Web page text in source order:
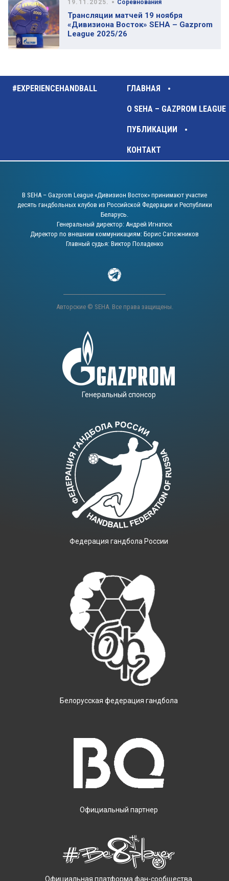
19.11.2025. • Соревнования
Трансляции матчей 19 ноября
«Дивизиона Восток» SEHA – Gazprom
League 2025/26
#EXPERIENCEHANDBALL ГЛАВНАЯ
О SEHA – GAZPROM LEAGUE
ПУБЛИКАЦИИ
КОНТАКТ
В SEHA – Gazprom League «Дивизион Восток» принимают участие
десять гандбольных клубов из Российской Федерации и Республики
Беларусь.
Генеральный директор: Андрей Игнатюк
Директор по внешним коммуникациям: Борис Сапожников
Главный судья: Виктор Поладенко
Авторские © SEHA. Все права защищены.
Генеральный спонсор
Фeдерация гандбола России
Белорусская федерация гандбола
Официальный партнер
Официальная платформа фан-сообщества